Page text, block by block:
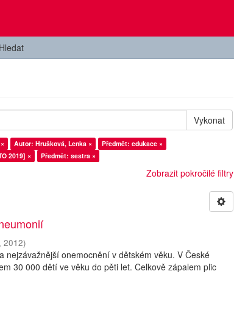
Hledat
Vykonat
Autor: Hrušková, Lenka ×
Předmět: edukace ×
2019] × Předmět: sestra ×
Zobrazit pokročilé filtry
,2012)
nejzávažnější onemocnění v dětském věku. V České
30 000 dětí ve věku do pěti let. Celkově zápalem plic